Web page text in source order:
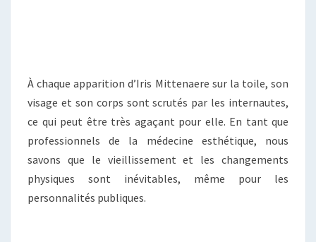
À chaque apparition d’Iris Mittenaere sur la toile, son
visage et son corps sont scrutés par les internautes,
ce qui peut être très agaçant pour elle. En tant que
professionnels de la médecine esthétique, nous
savons que le vieillissement et les changements
physiques sont inévitables, même pour les
personnalités publiques.